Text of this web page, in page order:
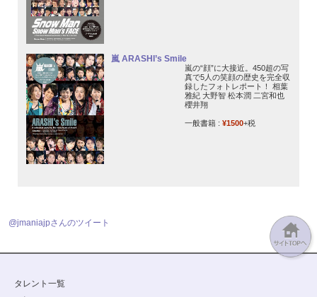
嵐 ARASHI’s Smile
嵐の“顔”に大接近。450超の写
真で5人の笑顔の歴史を完全収
録したフォトレポート！ 相葉
雅紀 大野智 松本潤 二宮和也
櫻井翔
一般書籍 : ¥1500+税
@jmaniajpさんのツイート
タレント一覧